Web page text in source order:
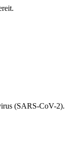
(SARS-CoV-2).